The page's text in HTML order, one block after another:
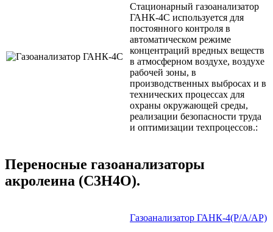
Стационарный газоанализатор
ГАНК-4С используется для
постоянного контроля в
автоматическом режиме
концентраций вредных веществ
в атмосферном воздухе, воздухе
рабочей зоны, в
производственных выбросах и в
технических процессах для
охраны окружающей среды,
реализации безопасности труда
и оптимизации техпроцессов.:
Переносные газоанализаторы
акролеина (C3H4O).
Газоанализатор ГАНК-4(Р/А/АР)